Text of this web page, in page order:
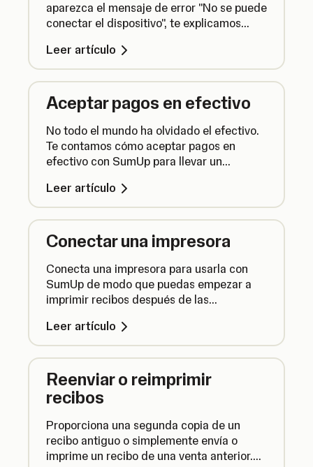
aparezca el mensaje de error "No se puede
conectar el dispositivo", te explicamos
impresora para reanudar la impresión.
Leer artículo
Aceptar pagos en efectivo
No todo el mundo ha olvidado el efectivo.
Te contamos cómo aceptar pagos en
efectivo con SumUp para llevar un
lugar.
Leer artículo
Conectar una impresora
Conecta una impresora para usarla con
SumUp de modo que puedas empezar a
imprimir recibos después de las
ventas anteriores.
Leer artículo
Reenviar o reimprimir
recibos
Proporciona una segunda copia de un
recibo antiguo o simplemente envía o
imprime un recibo de una venta anterior.